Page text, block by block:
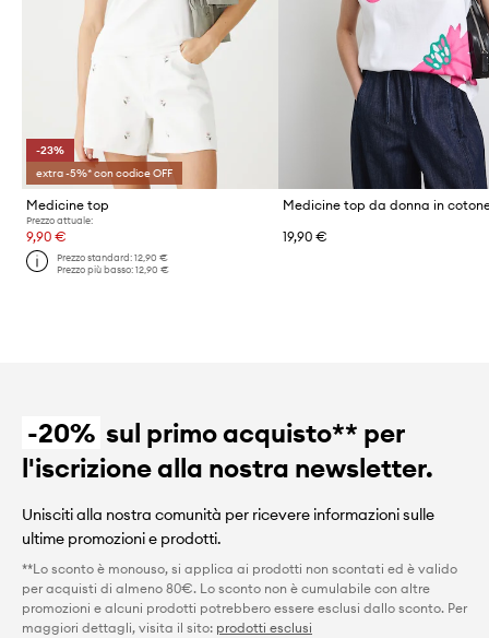
-23%
extra -5%* con codice OFF
Medicine top
Prezzo attuale:
9,90 €
Prezzo standard:12,90 €
Prezzo più basso:12,90 €
Medicine top da donna in
19,90 €
-20% sul primo acquisto** per
l'iscrizione alla nostra newsletter.
Unisciti alla nostra comunità per ricevere informazioni sulle
ultime promozioni e prodotti.
**Lo sconto è monouso, si applica ai prodotti non scontati ed è valido
per acquisti di almeno 80€. Lo sconto non è cumulabile con altre
promozioni e alcuni prodotti potrebbero essere esclusi dallo sconto. Per
maggiori dettagli, visita il sito: prodotti esclusi